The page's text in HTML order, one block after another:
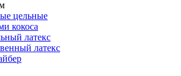
цельные
кокоса
латекс
латекс